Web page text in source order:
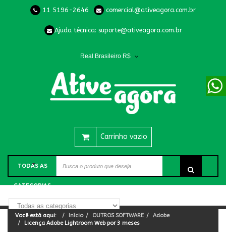
11 5196-2646 comercial@ativeagora.com.br
Ajuda técnica: suporte@ativeagora.com.br
Real Brasileiro R$
Carrinho vazio
TODAS AS
CATEGORIAS
Você está aqui: Início OUTROS SOFTWARE
Adobe
Licença Adobe Lightroom Web por 3 meses